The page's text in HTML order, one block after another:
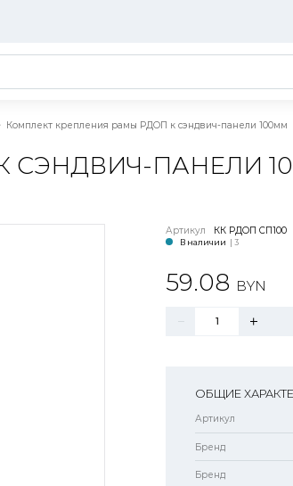
Комплект крепления рамы РДОП к сэндвич-панели 100мм
СЭНДВИЧ-ПАНЕЛИ
Артикул КК РДОП СП100
В наличии | 3
59.08 BYN
ОБЩИЕ
Артикул
Бренд
Бренд